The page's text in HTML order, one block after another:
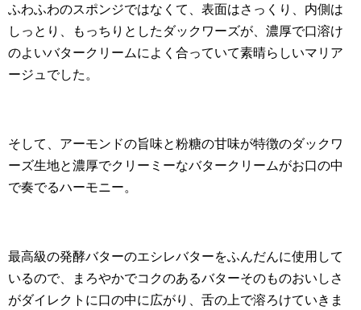
ふわふわのスポンジではなくて、表面はさっくり、内側は
しっとり、もっちりとしたダックワーズが、濃厚で口溶け
のよいバタークリームによく合っていて素晴らしいマリア
ージュでした。
そして、アーモンドの旨味と粉糖の甘味が特徴のダックワ
ーズ生地と濃厚でクリーミーなバタークリームがお口の中
で奏でるハーモニー。
最高級の発酵バターのエシレバターをふんだんに使用して
いるので、まろやかでコクのあるバターそのものおいしさ
がダイレクトに口の中に広がり、舌の上で溶ろけていきま